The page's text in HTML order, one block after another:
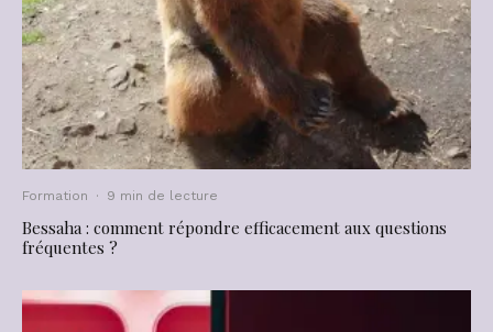
Formation · 9 min de lecture
Bessaha : comment répondre efficacement aux questions
fréquentes ?